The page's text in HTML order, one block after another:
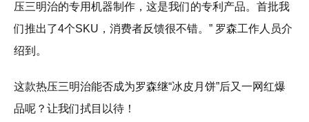
压三明治的专用机器制作，这是我们的专利产品。首批我
们推出了4个SKU，消费者反馈很不错。” 罗森工作人员介
绍到。
这款热压三明治能否成为罗森继“冰皮月饼”后又一网红爆
品呢？让我们拭目以待！